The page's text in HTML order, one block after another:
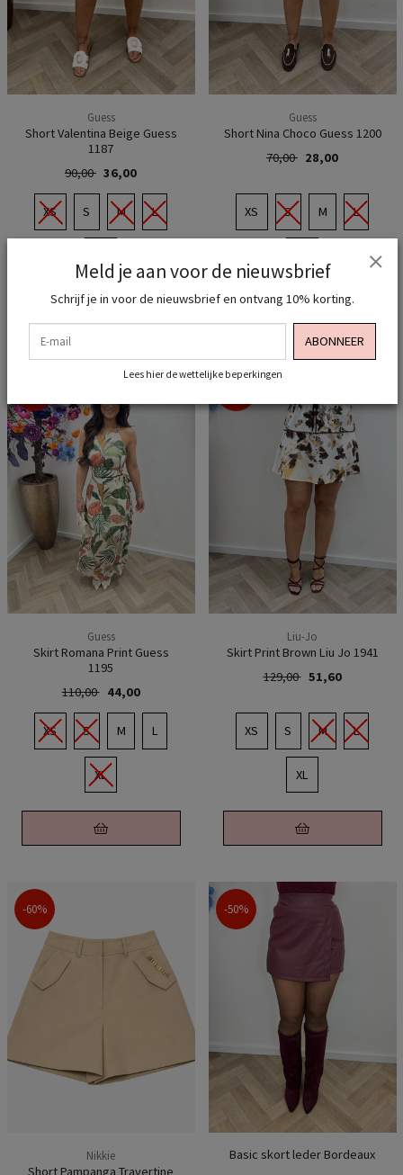
Guess
Short Valentina Beige Guess
1187
90,00 36,00
XS S M L
Guess
Short Nina Choco Guess 1200
70,00 28,00
XS S M L
Guess
Skirt Romana Print Guess
1195
110,00 44,00
XS S M L
XL
Liu-Jo
Skirt Print Brown Liu Jo 1941
129,00 51,60
XS S M L
XL
-60%
Nikkie
Short Pampanga Travertine
-50%
Basic skort leder Bordeaux
Meld je aan voor de nieuwsbrief
Schrijf je in voor de nieuwsbrief en ontvang 10% korting.
ABONNEER
Lees hier de wettelijke beperkingen